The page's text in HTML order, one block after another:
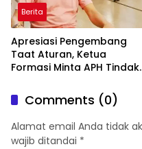
Berita
Apresiasi Pengembang
Taat Aturan, Ketua
Formasi Minta APH Tindak
Pertanyakan Perizinan di
Gambor
Comments (0)
Alamat email Anda tidak
wajib ditandai *